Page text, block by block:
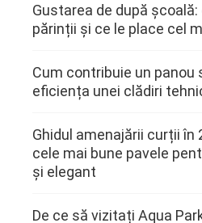
Gustarea de după
părinții și ce le place cel
Cum contribuie un panou
eficiența unei clădiri
Ghidul amenajării curții în
cele mai bune pavele
și elegant
De ce să vizitați Aqua